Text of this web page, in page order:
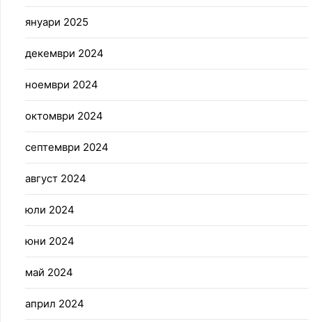
януари 2025
декември 2024
ноември 2024
октомври 2024
септември 2024
август 2024
юли 2024
юни 2024
май 2024
април 2024